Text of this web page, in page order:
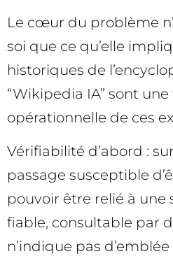
Le cœur du problème
soi que ce qu’elle
historiques de
“Wikipedia IA” sont
opérationnelle de ces
Vérifiabilité d’abord :
passage susceptible
pouvoir être relié à une
fiable, consultable par
n’indique pas